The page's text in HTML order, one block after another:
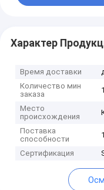
Характер
Время доставки
Количество мин
заказа
Место
происхождения
Поставка
способности
Сертификация